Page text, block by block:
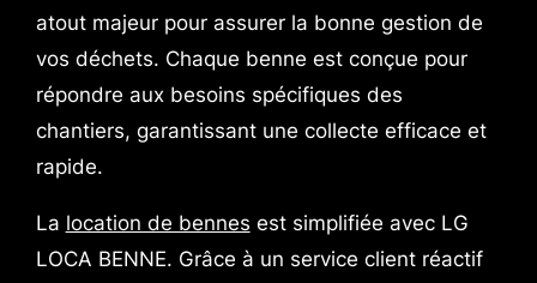
atout majeur pour assurer la bonne gestion de
vos déchets. Chaque benne est conçue pour
répondre aux besoins spécifiques des
chantiers, garantissant une collecte efficace et
rapide.
La location de bennes est simplifiée avec LG
LOCA BENNE. Grâce à un service client réactif